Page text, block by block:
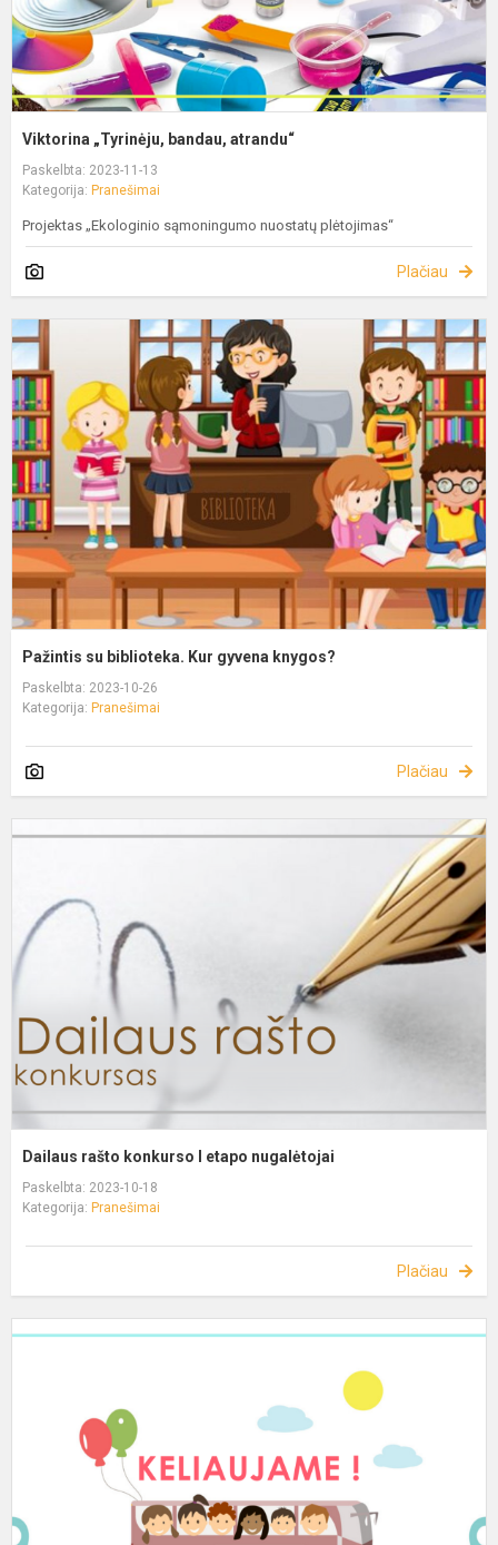
Viktorina „Tyrinėju, bandau, atrandu“
Paskelbta: 2023-11-13
Kategorija: Pranešimai
Projektas „Ekologinio sąmoningumo nuostatų plėtojimas“
Plačiau
Pažintis su biblioteka. Kur gyvena knygos?
Paskelbta: 2023-10-26
Kategorija: Pranešimai
Plačiau
Dailaus rašto konkurso I etapo nugalėtojai
Paskelbta: 2023-10-18
Kategorija: Pranešimai
Plačiau